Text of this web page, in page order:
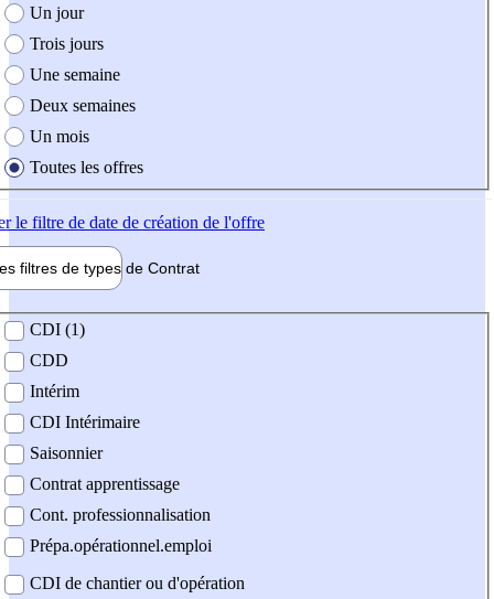
création de l'offre
Un jour
Trois jours
Une semaine
Deux semaines
Un mois
Toutes les offres
le filtre de date de création de l'offre
filtres de types de Contrat
contrat
CDI (1)
CDD
Intérim
CDI Intérimaire
Saisonnier
Contrat apprentissage
Cont. professionnalisation
Prépa.opérationnel.emploi
CDI de chantier ou d'opération